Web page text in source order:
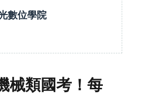
數位學院
械類國考！每